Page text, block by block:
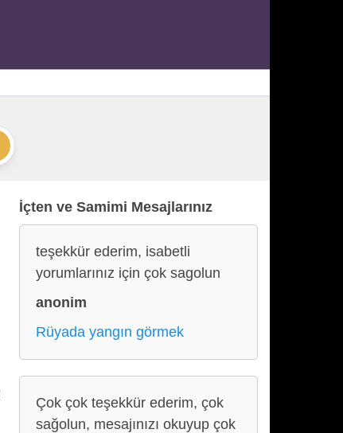
İçten ve Samimi Mesajlarınız
teşekkür ederim, isabetli
yorumlarınız için çok sagolun
anonim
Rüyada yangın görmek
Çok çok teşekkür ederim, çok
sağolun, mesajınızı okuyup çok